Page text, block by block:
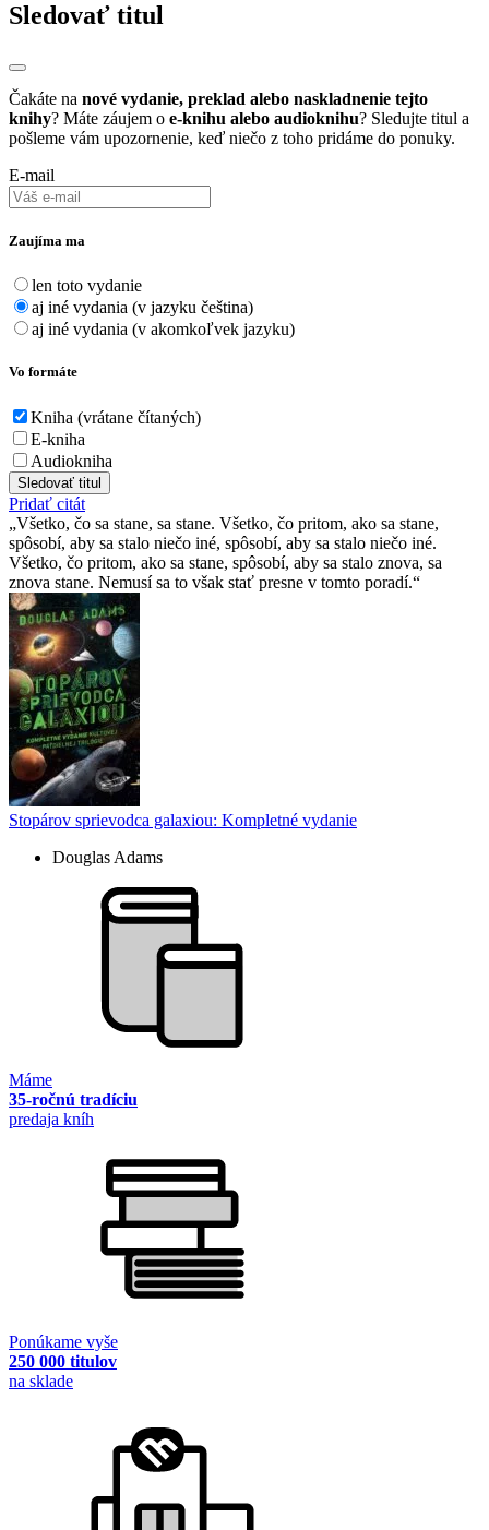
Sledovať titul
Čakáte na nové vydanie, preklad alebo naskladnenie tejto
knihy? Máte záujem o e-knihu alebo audioknihu? Sledujte titul a
pošleme vám upozornenie, keď niečo z toho pridáme do ponuky.
E-mail
Zaujíma ma
len toto vydanie
aj iné vydania (v jazyku čeština)
aj iné vydania (v akomkoľvek jazyku)
Vo formáte
Kniha (vrátane čítaných)
E-kniha
Audiokniha
Sledovať titul
Pridať citát
Všetko, čo sa stane, sa stane. Všetko, čo pritom, ako sa stane,
spôsobí, aby sa stalo niečo iné, spôsobí, aby sa stalo niečo iné.
Všetko, čo pritom, ako sa stane, spôsobí, aby sa stalo znova, sa
znova stane. Nemusí sa to však stať presne v tomto poradí.
Stopárov sprievodca galaxiou: Kompletné vydanie
Douglas Adams
Máme
35-ročnú tradíciu
predaja kníh
Ponúkame vyše
250 000 titulov
na sklade